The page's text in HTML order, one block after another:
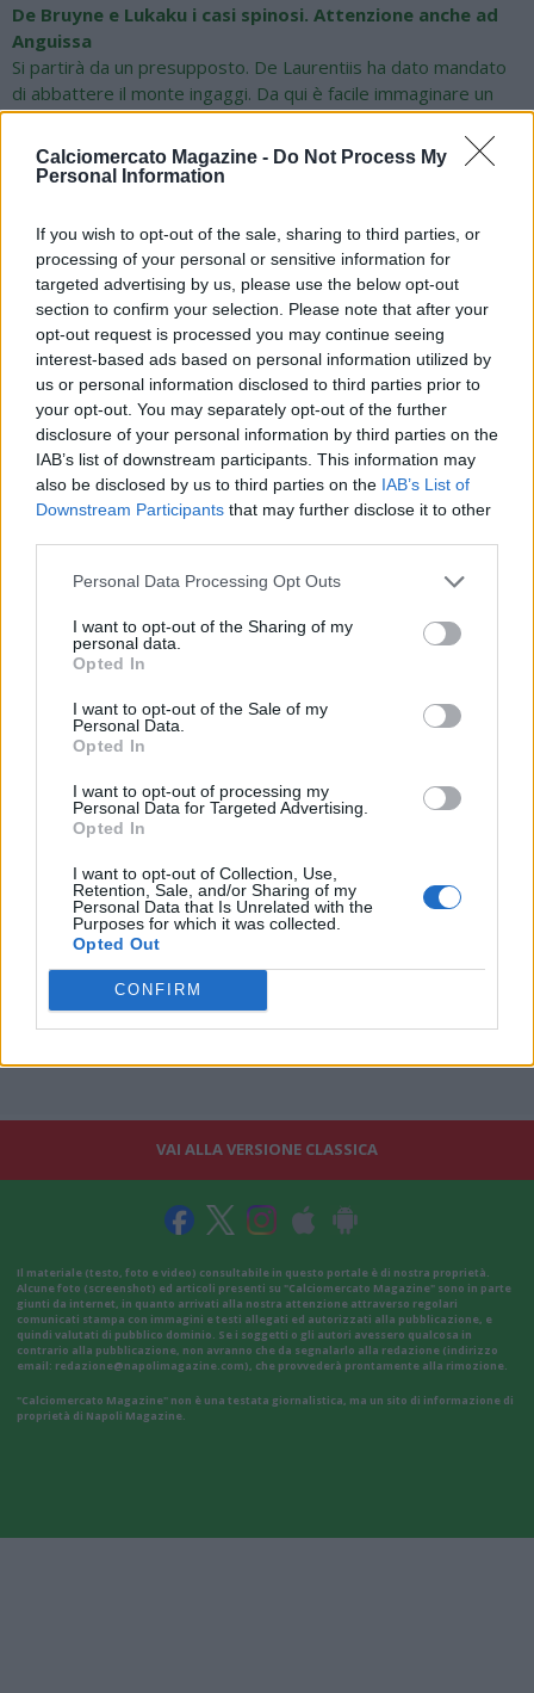
Calciomercato Magazine - Do Not Process My
Personal Information
If you wish to opt-out of the sale, sharing to third parties, or
processing of your personal or sensitive information for
targeted advertising by us, please use the below opt-out
section to confirm your selection. Please note that after your
opt-out request is processed you may continue seeing
interest-based ads based on personal information utilized by
us or personal information disclosed to third parties prior to
your opt-out. You may separately opt-out of the further
disclosure of your personal information by third parties on the
IAB’s list of downstream participants. This information may
also be disclosed by us to third parties on the IAB’s List of
Downstream Participants that may further disclose it to other
Personal Data Processing Opt Outs
I want to opt-out of the Sharing of my
personal data.
Opted In
I want to opt-out of the Sale of my
Personal Data.
Opted In
I want to opt-out of processing my
Personal Data for Targeted Advertising.
Opted In
I want to opt-out of Collection, Use,
Retention, Sale, and/or Sharing of my
Personal Data that Is Unrelated with the
Purposes for which it was collected.
Opted Out
CONFIRM
De Bruyne e Lukaku i casi spinosi. Attenzione anche ad
Anguissa
Si partirà da un presupposto. De Laurentiis ha dato mandato
di abbattere il monte ingaggi. Da qui è facile immaginare un
addio per Romelu Lukaku, specialmente dopo gli screzi di
questa seconda parte di stagione. E poi c'è la questione Kevin
De Bruyne: la MLS e l'Arabia Saudita continuano a chiamare e la
poi Zambo Anguissa: sembrava certo del rinnovo, ma la
seconda parte di campionato ha inciso anche sulle sue
valutazioni e ogni scenario resta aperto. Da valutare poi i nomi
di Spinazzola, Beukema, Olivera e Juan Jesus, così come quelli
dei giocatori di rientro dai prestiti come Noa Lang e Lorenzo
Lucca.
Hojlund e Alisson Santos, poi tutti gli altri
Uno, Rasmus Hojlund, arrivato in estate. L'altro, Alisson
Santos, nella sessione invernale. Entrambi in prestito con
diritto di riscatto. Il centravanti danese era arrivato dallo
United per 6 milioni iniziali a cui aggiungerne 44 per la
permanenza. Per l'esterno serviranno invece 15 milioni di euro
muoversi nell'ottica delle indicazioni dell'allenatore, Conte o chi
per lui. Anche se il difensore della Lazio Mario Gila sembra
essere obiettivo caldo a prescindere dalla panchina. Quindi gli
acquisti legati alle cessioni: potrebbero uscire i vari Lukaku,
un'entrata.
Fonte: Tuttomercatoweb.com
VAI ALLA VERSIONE CLASSICA
Il materiale (testo, foto e video) consultabile in questo portale è di nostra proprietà.
Alcune foto (screenshot) ed articoli presenti su "Calciomercato Magazine" sono in parte
giunti da internet, in quanto arrivati alla nostra attenzione attraverso regolari
comunicati stampa con immagini e testi allegati ed autorizzati alla pubblicazione, e
quindi valutati di pubblico dominio. Se i soggetti o gli autori avessero qualcosa in
contrario alla pubblicazione, non avranno che da segnalarlo alla redazione (indirizzo
email: redazione@napolimagazine.com), che provvederà prontamente alla rimozione.
"Calciomercato Magazine" non è una testata giornalistica, ma un sito di informazione di
proprietà di Napoli Magazine.